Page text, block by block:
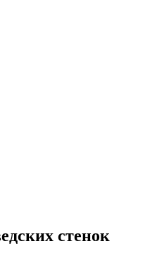
стенок